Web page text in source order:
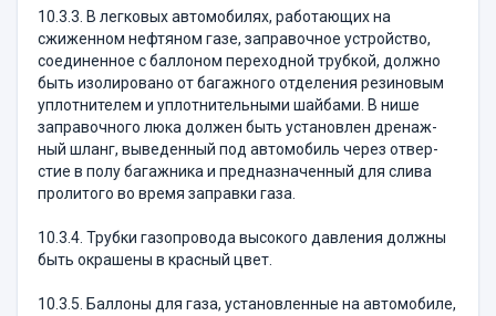
10.3.3. В легковых автомобилях, работающих на
сжиженном нефтяном газе, заправочное устройство,
соединенное с баллоном переходной трубкой, должно
быть изолировано от багажного отделения резиновым
уплотнителем и уплотнительными шайбами. В нише
заправочного люка должен быть установлен дренаж­
ный шланг, выведенный под автомобиль через отвер­
стие в полу багажника и предназначенный для слива
пролитого во время заправки газа.
10.3.4. Трубки газопровода высокого давления должны
быть окрашены в красный цвет.
10.3.5. Баллоны для газа, установленные на ав­томобиле,